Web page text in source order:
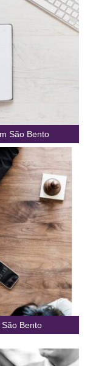
São Bento
Bento